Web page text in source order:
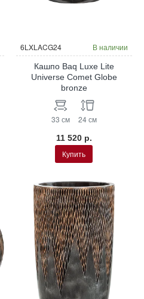
6LXLACG24 В наличии
Кашпо Baq Luxe Lite
Universe Comet Globe
bronze
33 см 24 см
11 520 р.
Купить